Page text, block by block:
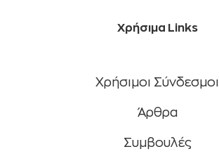
Χρήσιμα Links
Χρήσιμοι Σύνδεσμοι
Άρθρα
Συμβουλές